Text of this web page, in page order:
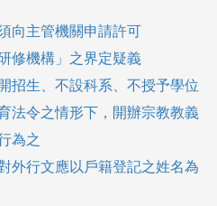
向主管機關申請許可
修機構」之界定疑義
招生、不設科系、不授予學位
法令之情形下，開辦宗教教義
為之
外行文應以戶籍登記之姓名為